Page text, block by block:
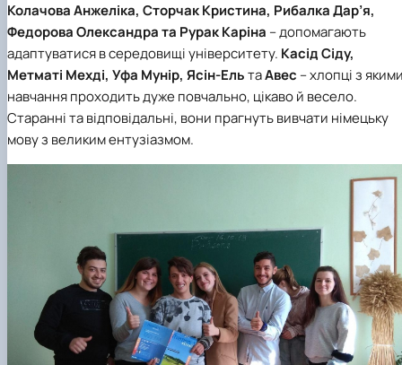
Колачова Анжеліка, Сторчак Кристина, Рибалка Дар’я,
Федорова Олександра та Рурак Каріна – допомагають
адаптуватися в середовищі університету. Касід Сіду,
Метматі Мехді, Уфа Мунір, Ясін-ЕльтаАвес – хлопці з
навчання проходить дуже повчально, цікаво й весело.
Старанні та відповідальні, вони прагнуть вивчати німецьку
мову з великим ентузіазмом.